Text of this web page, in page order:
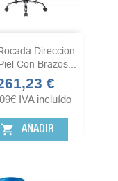
Direccion
Con Brazos...
€
€ IVA incluído
shopping_cart AÑADIR